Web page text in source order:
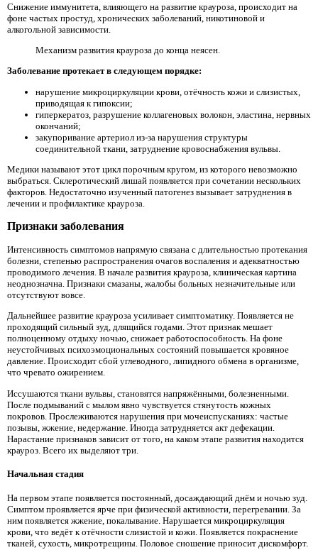
Снижение иммунитета, влияющего на развитие крауроза, происходит на
фоне частых простуд, хронических заболеваний, никотиновой и
алкогольной зависимости.
Механизм развития крауроза до конца неясен.
Заболевание протекает в следующем порядке:
нарушение микроциркуляции крови, отёчность кожи и слизистых,
приводящая к гипоксии;
гиперкератоз, разрушение коллагеновых волокон, эластина, нервных
окончаний;
закупоривание артериол из-за нарушения структуры
соединительной ткани, затруднение кровоснабжения вульвы.
Медики называют этот цикл порочным кругом, из которого невозможно
выбраться. Склеротический лишай появляется при сочетании нескольких
факторов. Недостаточно изученный патогенез вызывает затруднения в
лечении и профилактике крауроза.
Признаки заболевания
Интенсивность симптомов напрямую связана с длительностью протекания
болезни, степенью распространения очагов воспаления и адекватностью
проводимого лечения. В начале развития крауроза, клиническая картина
неоднозначна. Признаки смазаны, жалобы больных незначительные или
отсутствуют вовсе.
Дальнейшее развитие крауроза усиливает симптоматику. Появляется не
проходящий сильный зуд, длящийся годами. Этот признак мешает
полноценному отдыху ночью, снижает работоспособность. На фоне
неустойчивых психоэмоциональных состояний повышается кровяное
давление. Происходит сбой углеводного, липидного обмена в организме,
что чревато ожирением.
Иссушаются ткани вульвы, становятся напряжёнными, болезненными.
После подмываний с мылом явно чувствуется стянутость кожных
покровов. Прослеживаются нарушения при мочеиспусканиях: частые
позывы, жжение, недержание. Иногда затрудняется акт дефекации.
Нарастание признаков зависит от того, на каком этапе развития находится
крауроз. Всего их выделяют три.
Начальная стадия
На первом этапе появляется постоянный, досаждающий днём и ночью зуд.
Симптом проявляется ярче при физической активности, перегревании. За
ним появляется жжение, покалывание. Нарушается микроциркуляция
крови, что ведёт к отёчности слизистой и кожи. Появляется покраснение
тканей, сухость, микротрещины. Половое сношение приносит дискомфорт.